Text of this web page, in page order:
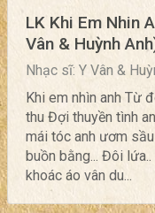
LK Khi Em Nhin
Vân & Huỳnh
Nhạc sĩ: Y Vân &
Khi em nhìn anh Từ
thu Đợi thuyền tình
mái tóc anh ươm
buồn bằng... Đôi
khoác áo vân du...